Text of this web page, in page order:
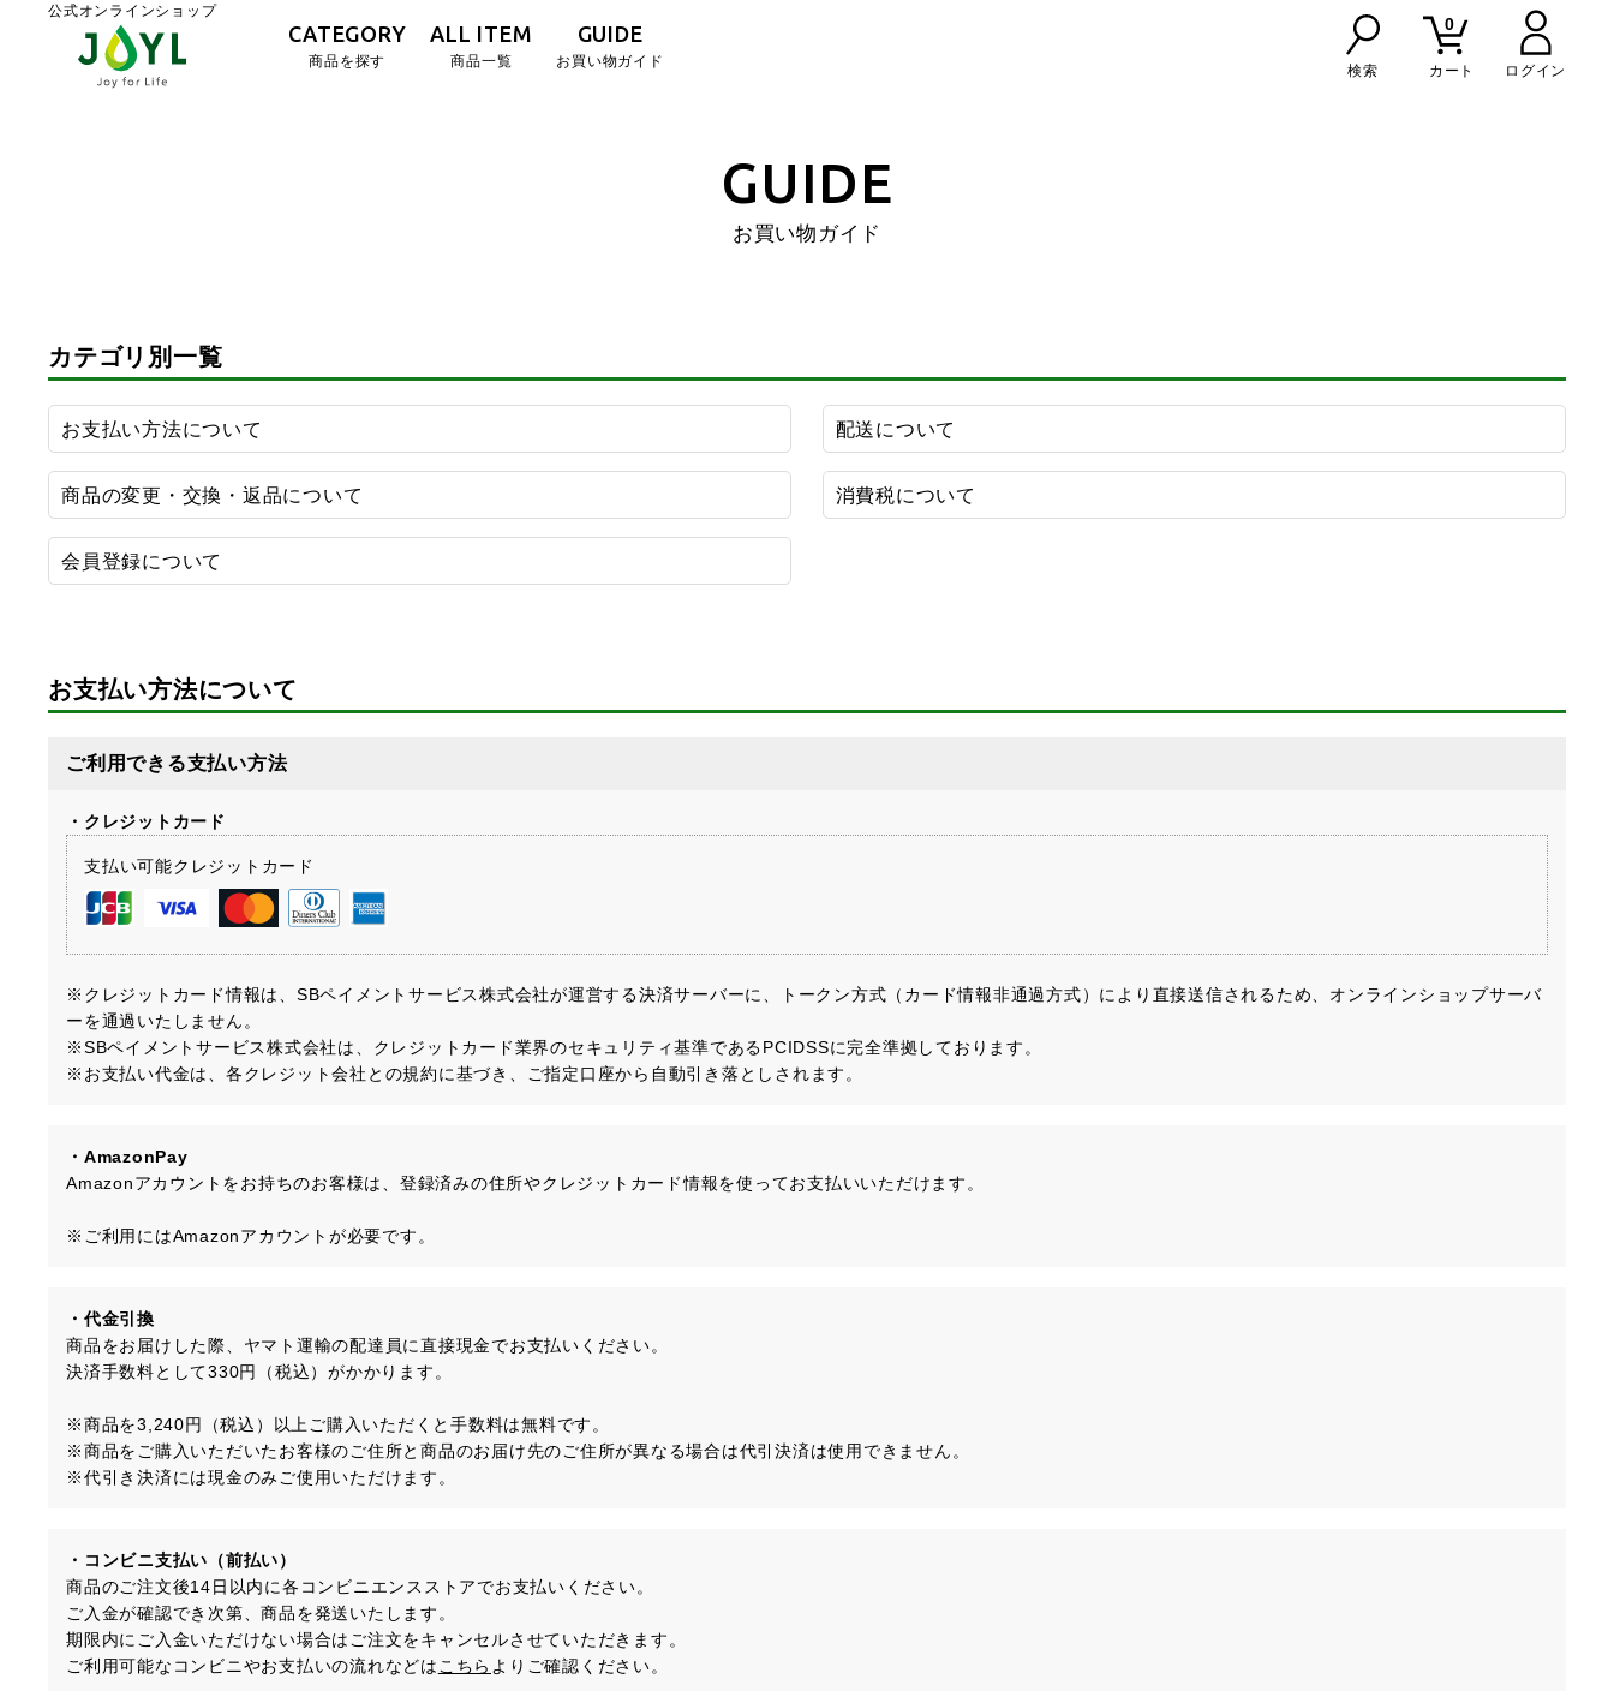
公式オンラインショップ
CATEGORY
商品を探す
ALL ITEM
商品一覧
GUIDE
お買い物ガイド
検索
0
カート
GUIDE
お買い物ガイド
カテゴリ別一覧
お支払い方法について 配送について
商品の変更・交換・返品について 消費税について
会員登録について
お支払い方法について
ご利用できる支払い方法
・クレジットカード
支払い可能クレジットカード
※クレジットカード情報は、SBペイメントサービス株式会社が運営する決済サーバーに、トークン方式（カード情報非通過方式）により直接送信されるため、オンラインショップサーバ
ーを通過いたしません。
※SBペイメントサービス株式会社は、クレジットカード業界のセキュリティ基準であるPCIDSSに完全準拠しております。
※お支払い代金は、各クレジット会社との規約に基づき、ご指定口座から自動引き落としされます。
・AmazonPay
Amazonアカウントをお持ちのお客様は、登録済みの住所やクレジットカード情報を使ってお支払いいただけます。
※ご利用にはAmazonアカウントが必要です。
・代金引換
商品をお届けした際、ヤマト運輸の配達員に直接現金でお支払いください。
決済手数料として330円（税込）がかかります。
※商品を3,240円（税込）以上ご購入いただくと手数料は無料です。
※商品をご購入いただいたお客様のご住所と商品のお届け先のご住所が異なる場合は代引決済は使用できません。
※代引き決済には現金のみご使用いただけます。
・コンビニ支払い（前払い）
商品のご注文後14日以内に各コンビニエンスストアでお支払いください。
ご入金が確認でき次第、商品を発送いたします。
期限内にご入金いただけない場合はご注文をキャンセルさせていただきます。
ご利用可能なコンビニやお支払いの流れなどは こちら よりご確認ください。